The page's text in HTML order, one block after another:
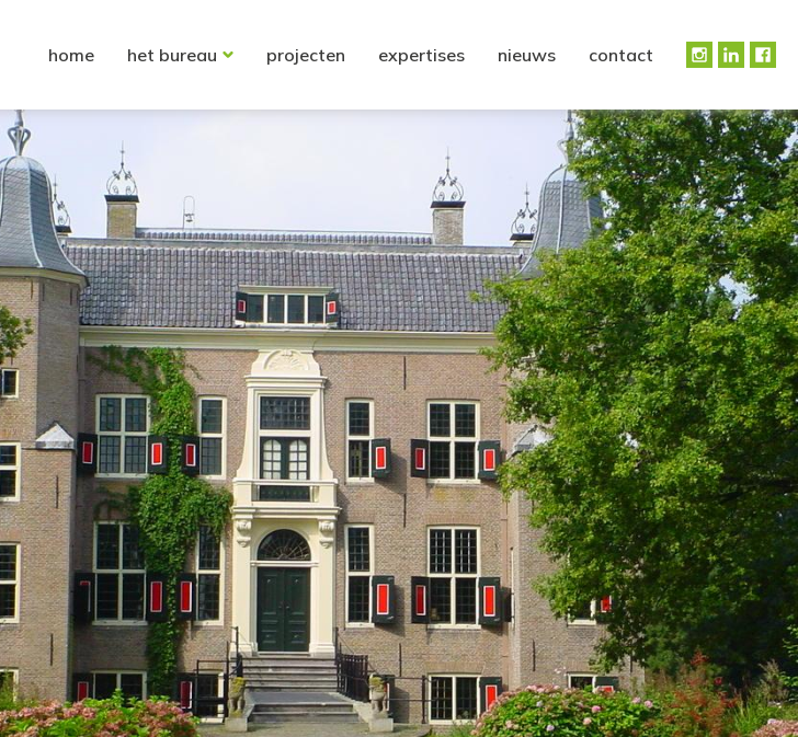
home het bureau projecten expertises nieuws contact